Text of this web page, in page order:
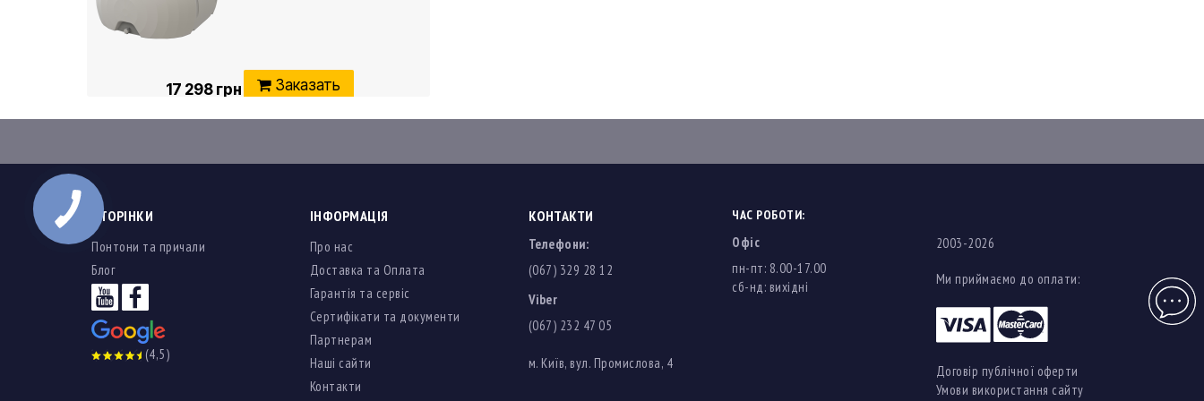
17 298 грн Заказать
СТОРІНКИ
Понтони та причали
Блог
(4,5)
ІНФОРМАЦІЯ
Про нас
Доставка та Оплата
Гарантія та сервіс
Сертифікати та документи
Партнерам
Наші сайти
Контакти
КОНТАКТИ
Телефони:
(067) 329 28 12
Viber
(067) 232 47 05
м. Київ, вул. Промислова, 4
ЧАС РОБОТИ:
Офіс
пн-пт: 8.00-17.00
cб-нд: вихідні
2003-2026
Ми приймаємо до оплати:
Договір публічної оферти
Умови використання сайту
Чат